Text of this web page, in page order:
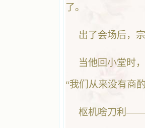
了。
出了会场后，
当他回小堂时
“我们从来没有商
枢机啥刀利——